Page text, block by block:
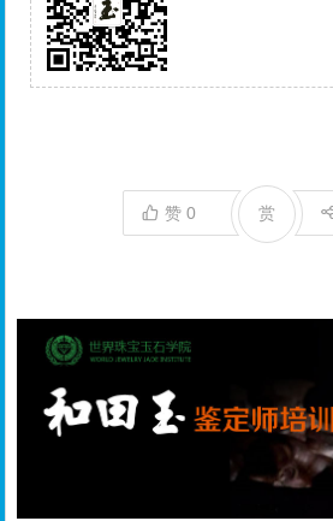
赞0 赏